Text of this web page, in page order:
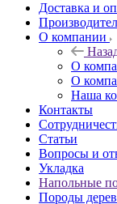
Доставка и
О компании
О
О
Наша
Контакты
Статьи
Вопросы и
Укладка
Напольные
Породы